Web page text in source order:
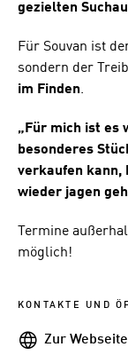
gezielten
Für Souvan ist
sondern der
im Finden.
„Für mich ist es
besonderes
verkaufen kann,
wieder jagen
Termine
möglich!
KONTAKTE UND
WebseiteZur Webseite